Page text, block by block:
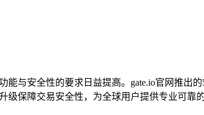
能与安全性的要求日益提高。gate.io官网推出
保障交易安全性，为全球用户提供专业可靠的